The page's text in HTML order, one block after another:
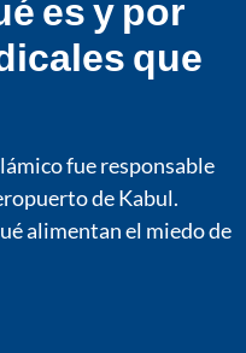
es y por
que
fue responsable
de Kabul.
alimentan el miedo de